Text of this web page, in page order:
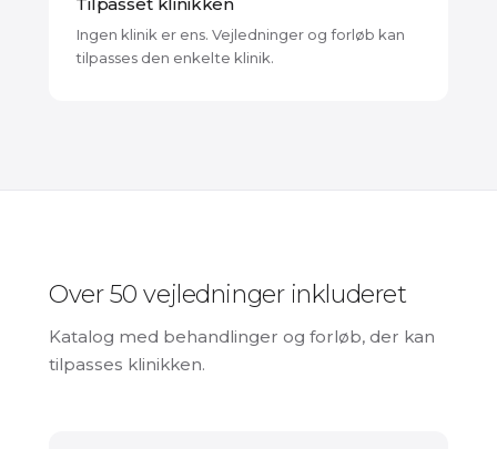
Ingen klinik er ens. Vejledninger og forløb kan
tilpasses den enkelte klinik.
Over 50 vejledninger inkluderet
Katalog med behandlinger og forløb, der kan
tilpasses klinikken.